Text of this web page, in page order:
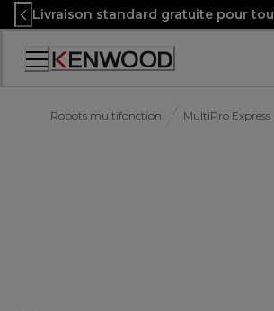
Skip
to
Content
Livraison standard gratuite pour
Robots multifonction MultiPro Express